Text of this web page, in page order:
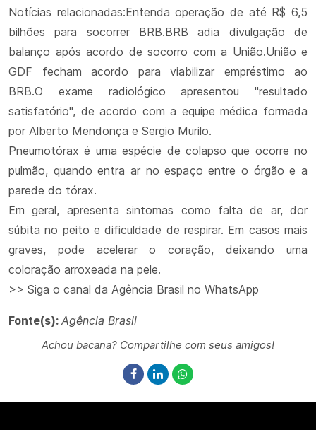
Notícias relacionadas:Entenda operação de até R$ 6,5
bilhões para socorrer BRB.BRB adia divulgação de
balanço após acordo de socorro com a União.União e
GDF fecham acordo para viabilizar empréstimo ao
BRB.O exame radiológico apresentou "resultado
satisfatório", de acordo com a equipe médica formada
por Alberto Mendonça e Sergio Murilo.
Pneumotórax é uma espécie de colapso que ocorre no
pulmão, quando entra ar no espaço entre o órgão e a
parede do tórax.
Em geral, apresenta sintomas como falta de ar, dor
súbita no peito e dificuldade de respirar. Em casos mais
graves, pode acelerar o coração, deixando uma
coloração arroxeada na pele.
>> Siga o canal da Agência Brasil no WhatsApp
Fonte(s): Agência Brasil
Achou bacana? Compartilhe com seus amigos!